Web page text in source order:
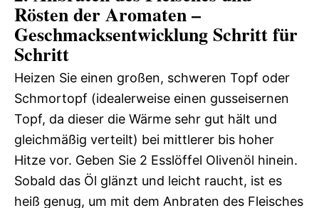
Rösten der Aromaten –
Geschmacksentwicklung Schritt für
Schritt
Heizen Sie einen großen, schweren Topf oder
Schmortopf (idealerweise einen gusseisernen
Topf, da dieser die Wärme sehr gut hält und
gleichmäßig verteilt) bei mittlerer bis hoher
Hitze vor. Geben Sie 2 Esslöffel Olivenöl hinein.
Sobald das Öl glänzt und leicht raucht, ist es
heiß genug, um mit dem Anbraten des Fleisches